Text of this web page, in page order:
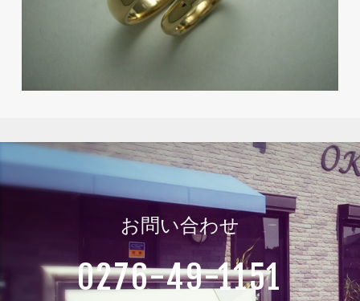
お問い合わせ
0276-49-1151